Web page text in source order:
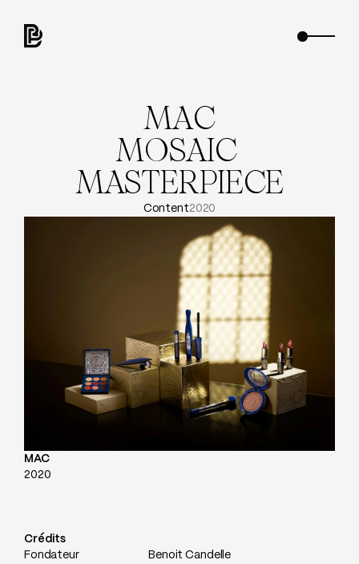
MAC
MOSAIC
MASTERPIECE
Content2020
MAC
2020
Crédits
Fondateur
Benoit Candelle